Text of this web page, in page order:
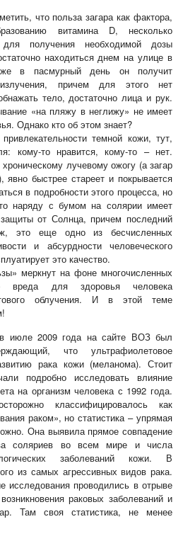
что польза загара как фактора,
витамина D, несколько
для получения необходимой дозы
находиться днем на улице в
в пасмурный день он получит
излучения, причем для этого нет
тело, достаточно лица и рук.
«на пляжу в неглижу» не имеет
Однако кто об этом знает?
темной кожи, тут,
кому-то нравится, кому-то – нет.
лучевому ожогу (а загар
быстрее стареет и покрывается
в подробности этого процесса, но
наряду с бумом на солярии имеет
от Солнца, причем последний
это еще одно из бесчисленных
и абсурдности человеческого
это качество.
меркнут на фоне многочисленных
вреда для здоровья человека
облучения. И в этой теме
июле 2009 года на сайте ВОЗ был
что ультрафиолетовое
рака кожи (меланома). Стоит
подробно исследовать влияние
на организм человека с 1992 года.
классифицировалось как
раком», но статистика – упрямая
Она выявила прямое совпадение
соляриев во всем мире и числа
заболеваний кожи. В
из самых агрессивных видов рака.
исследования проводились в отрыве
раковых заболеваний и
Там своя статистика, не менее